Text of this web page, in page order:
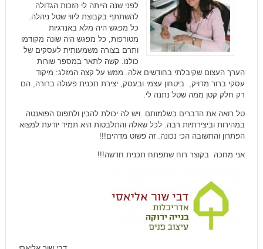
לפני שנה הייתה לי הזכות הגדולה
להשתתף בקבוצת ליווי שטל ניהלה.
כל מפגש היה מלא באנרגיות
מטורפות, כל מפגש היה שונה מקודמו
ותרם בצורה משמעותית לעסקים של
כולנו. קשה לתאר במספר שורות
הערך העצום שקיבלתי בחודשים אלה. ממש על קצה המזלג: מיקוד
עסקי ברור מדויק, ביטחון עצמי ובעסק, יצירת תכנית פעולה ברורה, הם
רק חלק קטן ממה שטל נתנה לי.
טל רואה את הדברים בשלמותם ויש לה יכולת להבין ולתפוס הפואנטה
במהירות וביצירתיות רבה. לכל שאלה והתלבטות היא תמיד יודעת למצוא
הפתרון והתשובה הכי נכונה. זה פשוט מדהים!!!
אני מחכה בקוצר רוח שתפתח תכנית חדשה!!!